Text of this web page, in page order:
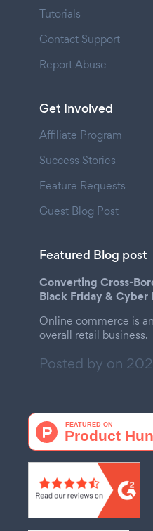
Tutorials
Contact Support
Report Abuse
Get Involved
Affiliate Program
Success Stories
Feature Requests
Guest Blog Post
Featured Blog post
Converting Cross-
Black Friday & Cyber
Online commerce is
overall retail business.
Posted by on